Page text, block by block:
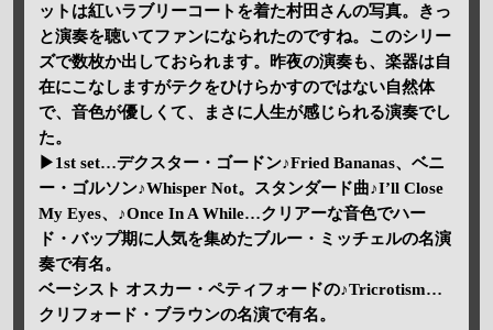
ットは紅いラブリーコートを着た村田さんの写真。きっ
と演奏を聴いてファンになられたのですね。このシリー
ズで数枚か出しておられます。昨夜の演奏も、楽器は自
在にこなしますがテクをひけらかすのではない自然体
で、音色が優しくて、まさに人生が感じられる演奏でし
た。
▶1st set…デクスター・ゴードン♪Fried Bananas、ベニ
ー・ゴルソン♪Whisper Not。スタンダード曲♪I’ll Close
My Eyes、♪Once In A While…クリアーな音色でハー
ド・バップ期に人気を集めたブルー・ミッチェルの名演
奏で有名。
ベーシスト オスカー・ペティフォードの♪Tricrotism…
クリフォード・ブラウンの名演で有名。